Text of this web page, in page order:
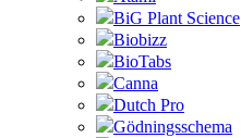
BiG Plant Science
Biobizz
BioTabs
Canna
Dutch Pro
Gödningsschema